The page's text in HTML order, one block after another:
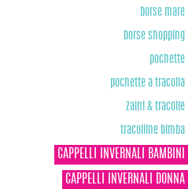
borse mare
borse shopping
pochette
pochette a tracolla
zaini & tracolle
tracolline bimba
CAPPELLI INVERNALI BAMBINI
CAPPELLI INVERNALI DONNA